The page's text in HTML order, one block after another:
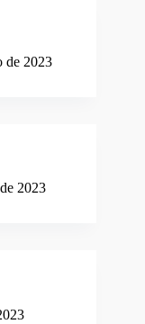
de 2023
2023